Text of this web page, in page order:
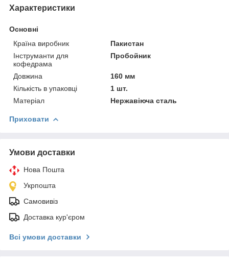
Характеристики
Основні
Країна виробник
Пакистан
Інструманти для
кофедрама
Пробойник
Довжина
160 мм
Кількість в упаковці
1 шт.
Матеріал
Нержавіюча сталь
Приховати
Умови доставки
Нова Пошта
Укрпошта
Самовивіз
Доставка кур'єром
Всі умови доставки